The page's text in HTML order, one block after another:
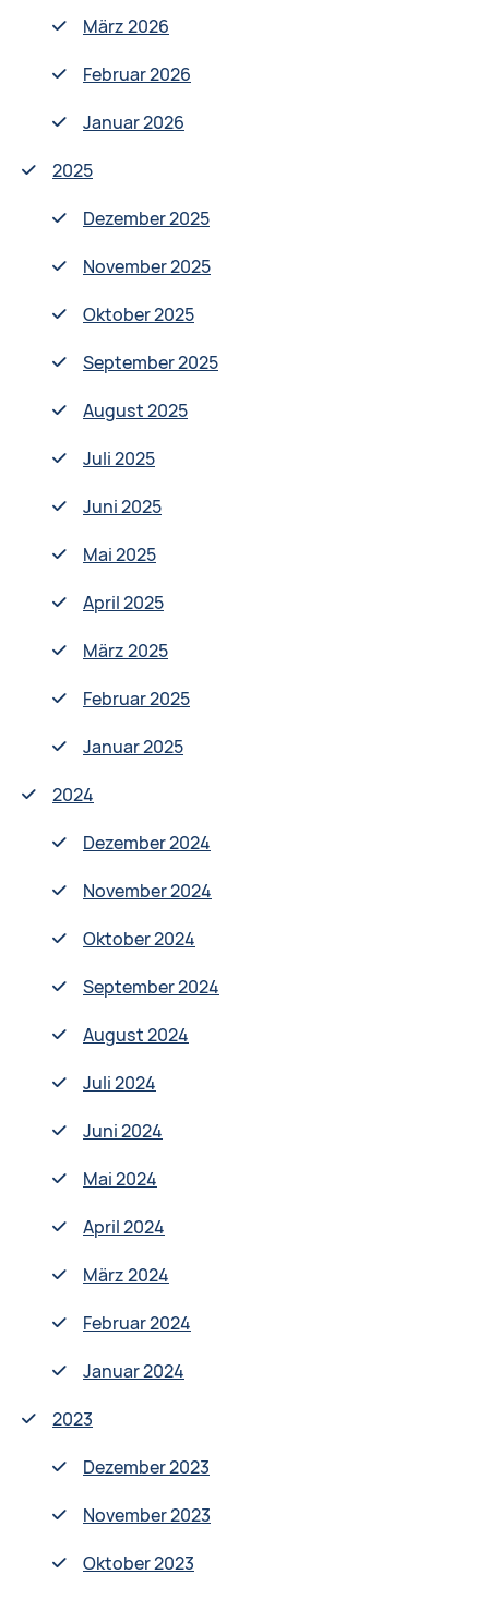
März 2026
Februar 2026
Januar 2026
2025
Dezember 2025
November 2025
Oktober 2025
September 2025
August 2025
Juli 2025
Juni 2025
Mai 2025
April 2025
März 2025
Februar 2025
Januar 2025
2024
Dezember 2024
November 2024
Oktober 2024
September 2024
August 2024
Juli 2024
Juni 2024
Mai 2024
April 2024
März 2024
Februar 2024
Januar 2024
2023
Dezember 2023
November 2023
Oktober 2023